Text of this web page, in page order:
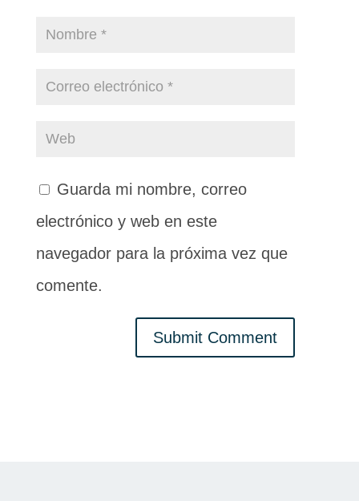
Guarda mi nombre, correo
electrónico y web en este
navegador para la próxima vez que
comente.
Submit Comment